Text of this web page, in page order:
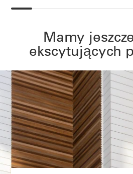
Mamy
ekscytujących